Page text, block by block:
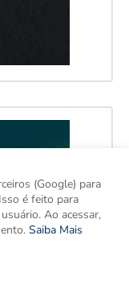
(Google) para
é feito para
Ao acessar,
Saiba Mais